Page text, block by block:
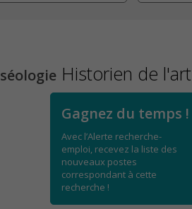
Historien de l'art
Gagnez du temps !
Avec l’Alerte recherche-
emploi, recevez la liste des
nouveaux postes
correspondant à cette
recherche !